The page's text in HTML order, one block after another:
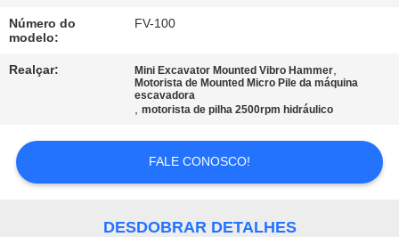
CONTROLE
DA
QUALIDADE
NOS
NOTÍCIA
Número do
modelo:
FV-100
Realçar: Mini Excavator Mounted Vibro Hammer,
Motorista de Mounted Micro Pile da máquina
escavadora
,motorista de pilha 2500rpm hidráulico
FALE CONOSCO!
DESDOBRAR DETALHES